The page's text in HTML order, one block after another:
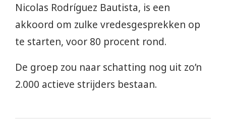
Nicolas Rodríguez Bautista, is een
akkoord om zulke vredesgesprekken op
te starten, voor 80 procent rond.
De groep zou naar schatting nog uit zo’n
2.000 actieve strijders bestaan.